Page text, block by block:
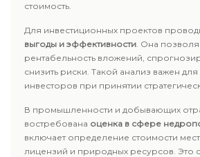
стоимость.
Для инвестиционных проектов
выгоды и эффективности. Она
рентабельность вложений,
снизить риски. Такой анализ важен
инвесторов при принятии
В промышленности и добывающих
востребована оценка в сфере
включает определение стоимости
лицензий и природных ресурсов. Это